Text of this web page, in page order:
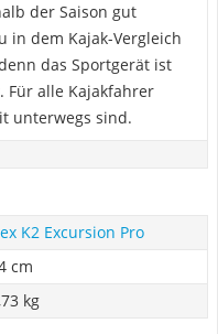
der Saison gut
in dem Kajak-Vergleich
das Sportgerät ist
alle Kajakfahrer
unterwegs sind.
K2 Excursion Pro
cm
kg